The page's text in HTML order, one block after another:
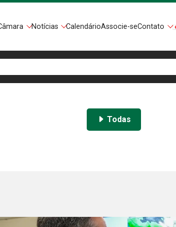
Notícias CalendárioAssocie-seContato
Todas